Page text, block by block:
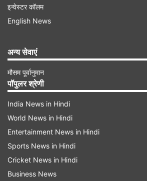
प्लेयर को दर्शाया गया था, जिसमें उसके
एक फुटबॉल रखी गई थी। ये एक तरह से
के लिए बनाई गई प्रतिमा थी। इसे ममता
किया था और इसे स्टेडियम के मुख्य प्रवेश
लगाया गया था।
इन्वेस्टर कॉलम
English News
अन्य सेवाएं
मौसम पूर्वानुमान
पॉपुलर श्रेणी
India News in Hindi
World News in Hindi
Entertainment News in Hindi
Sports News in Hindi
Cricket News in Hindi
Business News